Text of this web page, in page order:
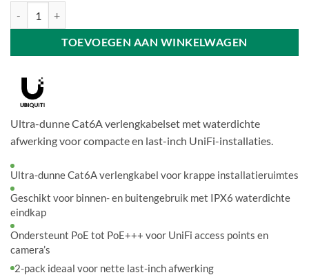
TOEVOEGEN AAN WINKELWAGEN
Ultra-dunne Cat6A verlengkabelset met waterdichte
afwerking voor compacte en last-inch UniFi-installaties.
Ultra-dunne Cat6A verlengkabel voor krappe installatieruimtes
Geschikt voor binnen- en buitengebruik met IPX6 waterdichte
eindkap
Ondersteunt PoE tot PoE+++ voor UniFi access points en
camera’s
2-pack ideaal voor nette last-inch afwerking